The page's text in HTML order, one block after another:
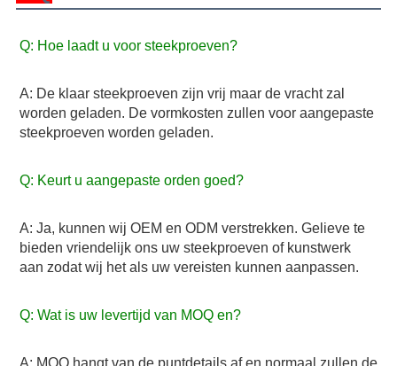
Q: Hoe laadt u voor steekproeven?
A: De klaar steekproeven zijn vrij maar de vracht zal
worden geladen. De vormkosten zullen voor aangepaste
steekproeven worden geladen.
Q: Keurt u aangepaste orden goed?
A: Ja, kunnen wij OEM en ODM verstrekken. Gelieve te
bieden vriendelijk ons uw steekproeven of kunstwerk
aan zodat wij het als uw vereisten kunnen aanpassen.
Q: Wat is uw levertijd van MOQ en?